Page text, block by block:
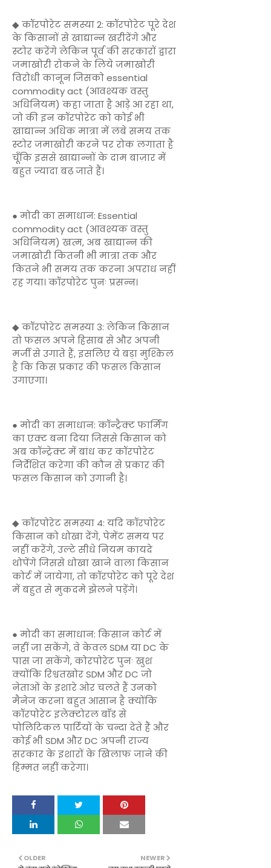
◆ कॉरपोरेट समस्या 2: कॉरपोरेट पूरे देश
के किसानों से खाद्यान्न खरीदेंगे और
स्टोर करेंगे लेकिन पूर्व की सरकारों द्वारा
जमाखोरी रोकने के लिये जमाखोरी
विरोधी कानून जिसको essential
commodity act (आवश्यक वस्तु
अधिनियम) कहा जाता है आड़े आ रहा था,
जो की इन कॉरपोरेट को कोई भी
खाद्यान्न अधिक मात्रा में लंबे समय तक
स्टोर जमाखोरी करने पर रोक लगाता है
चूँकि इससे खाद्यान्नों के दाम बाज़ार में
बहुत ज्यादा बढ़ जाते हैं।
● मोदी का समाधान: Essential
commodity act (आवश्यक वस्तु
अधिनियम) खत्म, अब खाद्यान्न की
जमाखोरी कितनी भी मात्रा तक और
कितने भी समय तक करना अपराध नहीं
रह गया। कॉरपोरेट पुनः प्रसन्न।
◆ कॉरपोरेट समस्या 3: लेकिन किसान
तो फसल अपने हिसाब से और अपनी
मर्जी से उगाते हैं, इसलिए ये बड़ा मुश्किल
है कि किस प्रकार की फसल किसान
उगाएगा।
● मोदी का समाधान: कॉन्ट्रैक्ट फार्मिंग
का एक्ट बना दिया जिससे किसान को
अब कॉन्ट्रेक्ट में बांध कर कॉरपोरेट
निर्देशित करेगा की कौन से प्रकार की
फसल किसान को उगानी है।
◆ कॉरपोरेट समस्या 4: यदि कॉरपोरेट
किसान को धोखा देंगे, पेमेंट समय पर
नहीं करेंगे, उल्टे सीधे नियम कायदे
थोपेंगे जिससे धोखा खाने वाला किसान
कोर्ट में जायेगा, तो कॉरपोरेट को पूरे देश
में बहुत से मुकदमे झेलने पड़ेंगे।
● मोदी का समाधान: किसान कोर्ट में
नहीं जा सकेंगे, वे केवल SDM या DC के
पास जा सकेंगे, कोरपोरेट पुनः खुश
क्योंकि रिश्वतखोर SDM और DC जो
नेताओं के इशारे ओर चलते हैं उनको
मैनेज करना बहुत आसान है क्योंकि
कॉरपोरेट इलेक्टोरल बाँड से
पोलिटिकल पार्टियों के चन्दा देते हैं और
कोई भी SDM और DC अपनी राज्य
सरकार के इशारों के खिलाफ जाने की
हिम्मत नहीं करेगा।
NEWER
OLDER